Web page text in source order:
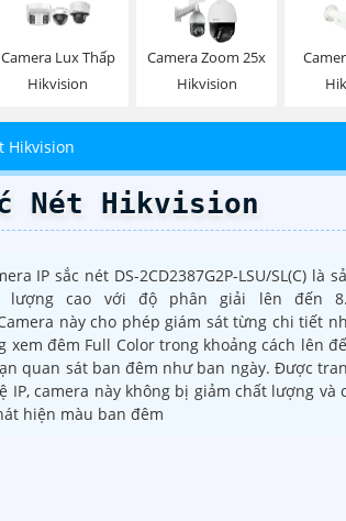
Camera Lux Thấp
Hikvision
Camera Zoom 25x
Hikvision
Hikvision
Nét Hikvision
IP sắc nét DS-2CD2387G2P-LSU/SL(C) là
lượng cao với độ phân giải lên đến
này cho phép giám sát từng chi tiết
xem đêm Full Color trong khoảng cách lên
quan sát ban đêm như ban ngày. Được
IP, camera này không bị giảm chất lượng và
hiện màu ban đêm